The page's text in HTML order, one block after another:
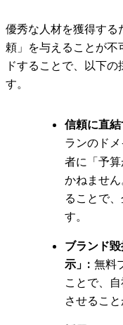
優秀な人材を獲得する
頼」を与えることが
ドすることで、以下
す。
信頼に直
ランのド
者に「予
かねませ
ることで
す。
ブランド
示」: 無料
ことで、
させること